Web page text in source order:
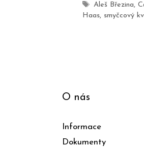
Aleš Březina,
Haas, smyčcový
O nás
Informace
Dokumenty